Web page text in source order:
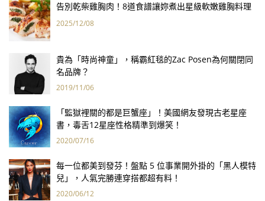
告別乾柴雞胸肉！8道食譜讓妳煮出星級軟嫩雞胸料理
2025/12/08
貴為「時尚神童」，稱霸紅毯的Zac Posen為何關閉同
名品牌？
2019/11/06
「監獄裡關的都是巨蟹座」！美國網友發現古老星座
書，毒舌12星座性格精準到爆笑！
2020/07/16
每一位都美到發芬！盤點 5 位事業開外掛的「黑人模特
兒」，人氣完勝連穿搭都超有料！
2020/06/12